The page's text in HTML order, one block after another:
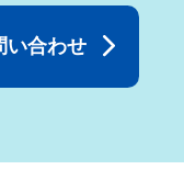
い合わせ